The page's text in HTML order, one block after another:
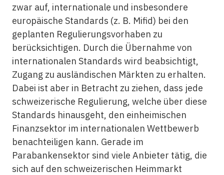
zwar auf, internationale und insbesondere
europäische Standards (z. B. Mifid) bei den
geplanten Regulierungsvorhaben zu
berücksichtigen. Durch die Übernahme von
internationalen Standards wird beabsichtigt,
Zugang zu ausländischen Märkten zu erhalten.
Dabei ist aber in Betracht zu ziehen, dass jede
schweizerische Regulierung, welche über diese
Standards hinausgeht, den einheimischen
Finanzsektor im internationalen Wettbewerb
benachteiligen kann. Gerade im
Parabankensektor sind viele Anbieter tätig, die
sich auf den schweizerischen Heimmarkt